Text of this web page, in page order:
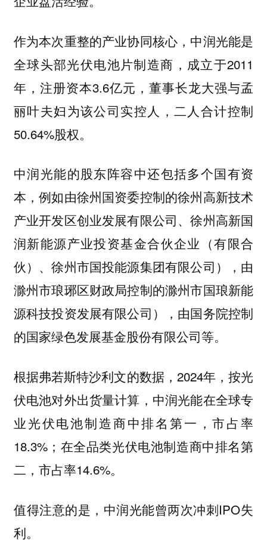
作为本次重整的产业协同核心，中润光能是
全球头部光伏电池片制造商，成立于2011
年，注册资本3.6亿元，董事长龙大强与孟
丽叶夫妇为该公司实控人，二人合计控制
50.64%股权。
中润光能的股东阵容中还包括多个国有资
本，例如由徐州国资委控制的徐州高新技术
产业开发区创业发展有限公司、徐州高新国
润新能源产业投资基金合伙企业（有限合
伙）、徐州市国投能源集团有限公司），由
滁州市琅琊区财政局控制的滁州市国琅新能
源科技投资发展有限公司），由国务院控制
的国家绿色发展基金股份有限公司等。
根据弗若斯特沙利文的数据，2024年，按光
伏电池对外出货量计算，中润光能在全球专
业光伏电池制造商中排名第一，市占率
18.3%；在全品类光伏电池制造商中排名第
二，市占率14.6%。
值得注意的是，中润光能曾两次冲刺IPO失
利。